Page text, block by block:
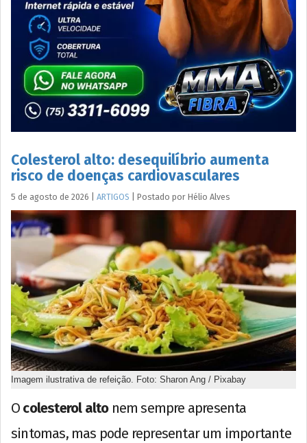
Colesterol alto: desequilíbrio aumenta
risco de doenças cardiovasculares
5 de agosto de 2026 ARTIGOS Postado por Hélio Alves
Imagem ilustrativa de refeição. Foto: Sharon Ang / Pixabay
O colesterol altonem sempre apresenta
sintomas, mas pode representar um importante